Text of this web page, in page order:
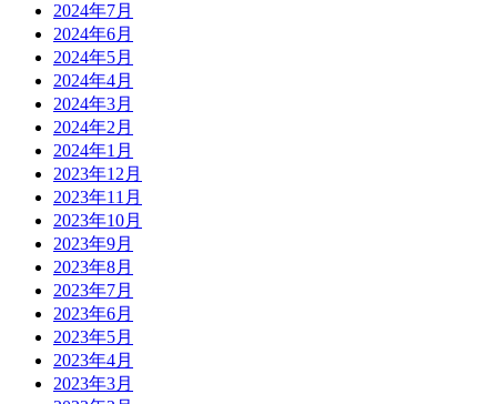
2024年7月
2024年6月
2024年5月
2024年4月
2024年3月
2024年2月
2024年1月
2023年12月
2023年11月
2023年10月
2023年9月
2023年8月
2023年7月
2023年6月
2023年5月
2023年4月
2023年3月